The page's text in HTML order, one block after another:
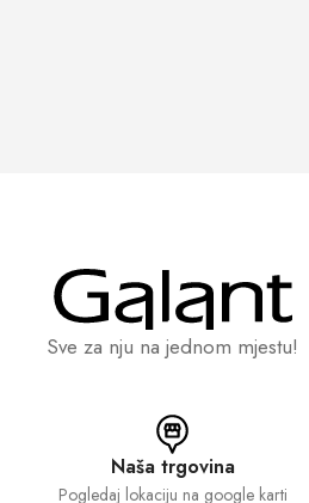
Sve za nju na jednom mjestu!
Naša trgovina
Pogledaj lokaciju na google karti